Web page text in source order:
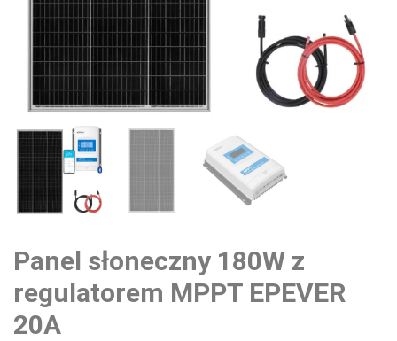
Panel słoneczny 180W z
regulatorem MPPT EPEVER
20A